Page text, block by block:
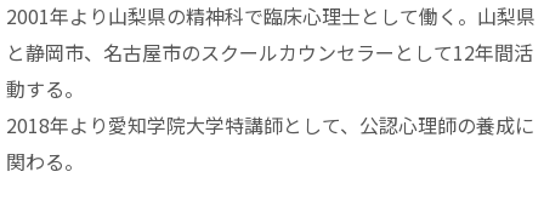
2001年より山梨県の精神科で臨床心理士として働く。山梨県
と静岡市、名古屋市のスクールカウンセラーとして12年間活
動する。
2018年より愛知学院大学特講師として、公認心理師の養成に
関わる。